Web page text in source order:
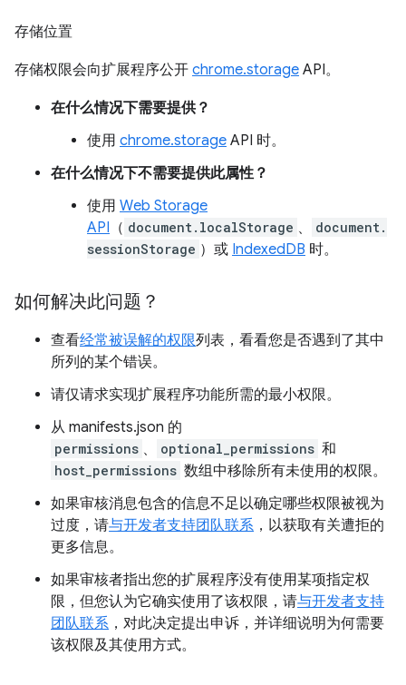
存储位置
存储权限会向扩展程序公开 chrome.storage API。
在什么情况下需要提供？
使用 chrome.storage API 时。
在什么情况下不需要提供此属性？
使用 Web Storage
API （ document.localStorage 、
document.
sessionStorage ）或 IndexedDB 时。
如何解决此问题？
查看经常被误解的权限列表，看看您是否遇到了其中
所列的某个错误。
请仅请求实现扩展程序功能所需的最小权限。
从 manifests.json 的
permissions 、 optional_permissions 和
host_permissions 数组中移除所有未使用的权限。
如果审核消息包含的信息不足以确定哪些权限被视为
过度，请与开发者支持团队联系 ，以获取有关遭拒的
更多信息。
如果审核者指出您的扩展程序没有使用某项指定权
限，但您认为它确实使用了该权限，请与开发者支持
团队联系 ，对此决定提出申诉，并详细说明为何需要
该权限及其使用方式。